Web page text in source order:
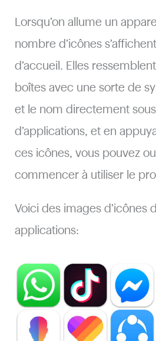
Lorsqu’on allume un
nombre d’icônes
d’accueil. Elles
boîtes avec une sorte de
et le nom directement sous
d’applications, et en
ces icônes, vous pouvez
commencer à utiliser le
Voici des images d’icônes
applications: